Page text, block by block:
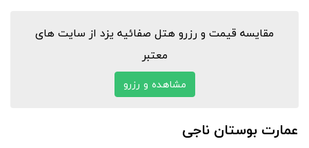
مقایسه قیمت و رزرو هتل صفائیه یزد از سایت های
معتبر
مشاهده و رزرو
عمارت بوستان ناجی